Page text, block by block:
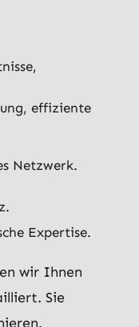
effiziente
Netzwerk.
Expertise.
wir Ihnen
Sie